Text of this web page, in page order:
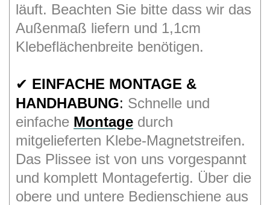
läuft. Beachten Sie bitte dass wir das
Außenmaß liefern und 1,1cm
Klebeflächenbreite benötigen.
✔ EINFACHE MONTAGE &
HANDHABUNG: Schnelle und
einfache Montage durch
mitgelieferten Klebe-Magnetstreifen.
Das Plissee ist von uns vorgespannt
und komplett Montagefertig. Über die
obere und untere Bedienschiene aus